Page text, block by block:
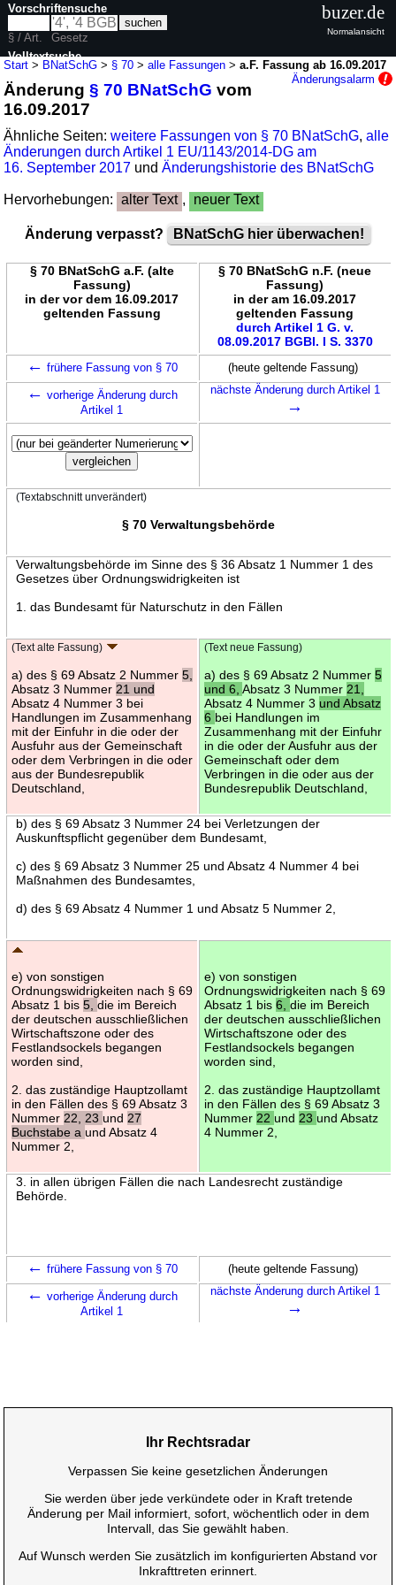
Start > BNatSchG > § 70 >alle Fassungen >a.F. Fassung ab 16.09.2017
Änderungsalarm
Änderung§ 70 BNatSchG vom
16.09.2017
Ähnliche Seiten:weitere Fassungen von § 70 BNatSchG,alle
Änderungen durch Artikel 1 EU/1143/2014-DG am
16. September 2017 undÄnderungshistorie des BNatSchG
Hervorhebungen: alter Text , neuer Text
Änderung verpasst? BNatSchG hier überwachen!
§ 70 BNatSchG a.F. (alte
Fassung)
in der vor dem 16.09.2017
geltenden Fassung
§ 70 BNatSchG n.F. (neue
Fassung)
in der am 16.09.2017
geltenden Fassung
durch Artikel 1 G. v.
08.09.2017 BGBl. I S. 3370
← frühere Fassung von § 70 (heute geltende Fassung)
← vorherige Änderung durch
Artikel 1
nächste Änderung durch Artikel 1
→
(Textabschnitt unverändert)
§ 70 Verwaltungsbehörde
Verwaltungsbehörde im Sinne des § 36 Absatz 1 Nummer 1 des
Gesetzes über Ordnungswidrigkeiten ist
1. das Bundesamt für Naturschutz in den Fällen
(Text alte Fassung)
a) des § 69 Absatz 2 Nummer 5,
Absatz 3 Nummer 21 und
Absatz 4 Nummer 3 bei
Handlungen im Zusammenhang
mit der Einfuhr in die oder der
Ausfuhr aus der Gemeinschaft
oder dem Verbringen in die oder
aus der Bundesrepublik
Deutschland,
(Text neue Fassung)
a) des § 69 Absatz 2 Nummer 5
und 6, Absatz 3 Nummer 21,
Absatz 4 Nummer 3 und Absatz
6 bei Handlungen im
Zusammenhang mit der Einfuhr
in die oder der Ausfuhr aus der
Gemeinschaft oder dem
Verbringen in die oder aus der
Bundesrepublik Deutschland,
b) des § 69 Absatz 3 Nummer 24 bei Verletzungen der
Auskunftspflicht gegenüber dem Bundesamt,
c) des § 69 Absatz 3 Nummer 25 und Absatz 4 Nummer 4 bei
Maßnahmen des Bundesamtes,
d) des § 69 Absatz 4 Nummer 1 und Absatz 5 Nummer 2,
e) von sonstigen
Ordnungswidrigkeiten nach § 69
Absatz 1 bis 5, die im Bereich
der deutschen ausschließlichen
Wirtschaftszone oder des
Festlandsockels begangen
worden sind,
2. das zuständige Hauptzollamt
in den Fällen des § 69 Absatz 3
Nummer 22, 23 und 27
Buchstabe a und Absatz 4
Nummer 2,
e) von sonstigen
Ordnungswidrigkeiten nach § 69
Absatz 1 bis 6, die im Bereich
der deutschen ausschließlichen
Wirtschaftszone oder des
Festlandsockels begangen
worden sind,
2. das zuständige Hauptzollamt
in den Fällen des § 69 Absatz 3
Nummer 22 und 23 und Absatz
4 Nummer 2,
3. in allen übrigen Fällen die nach Landesrecht zuständige
Behörde.
← frühere Fassung von § 70 (heute geltende Fassung)
← vorherige Änderung durch
Artikel 1
nächste Änderung durch Artikel 1
→
Vorschriftensuche
§ / Art.
Gesetz
Volltextsuche
nur in BNatSchG
buzer.de
Normalansicht
Ihr Rechtsradar
Verpassen Sie keine gesetzlichen Änderungen
Sie werden über jede verkündete oder in Kraft tretende
Änderung per Mail informiert, sofort, wöchentlich oder in dem
Intervall, das Sie gewählt haben.
Auf Wunsch werden Sie zusätzlich im konfigurierten Abstand vor
Inkrafttreten erinnert.